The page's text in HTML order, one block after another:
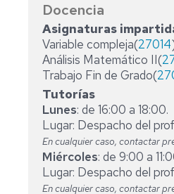
MATEMÁTICO
ÁREA
DE
DIDÁCTICA
MATEMÁTICAS
ÁREA
DE
GEOMETRIA
Y
Docencia
Asignaturas
Variable compleja(27014
Análisis Matemático II(
Trabajo Fin de Grado(
Tutorías
Lunes: de 16:00 a 18:00.
Lugar: Despacho del
En cualquier caso, contactar
Miércoles: de 9:00 a
Lugar: Despacho del
En cualquier caso, contactar